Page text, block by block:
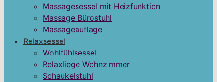
Massagesessel mit Heizfunktion
Massage Bürostuhl
Massageauflage
Relaxsessel
Wohlfühlsessel
Relaxliege Wohnzimmer
Schaukelstuhl